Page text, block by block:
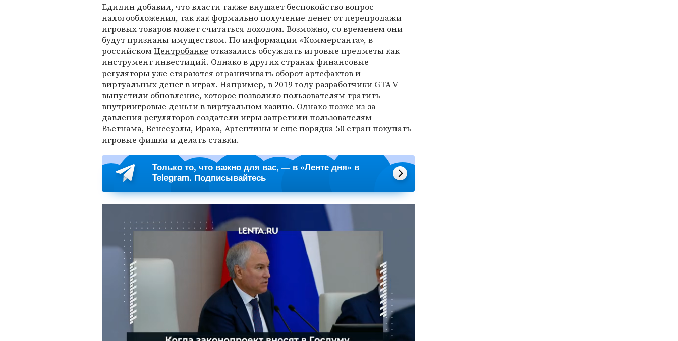
Едидин добавил, что власти также внушает беспокойство вопрос
налогообложения, так как формально получение денег от перепродажи
игровых товаров может считаться доходом. Возможно, со временем они
будут признаны имуществом. По информации «Коммерсанта», в
российскомЦентробанке отказались обсуждать игровые предметы как
инструмент инвестиций. Однако в других странах финансовые
регуляторы уже стараются ограничивать оборот артефактов и
виртуальных денег в играх. Например, в 2019 году разработчики GTA V
выпустили обновление, которое позволило пользователям тратить
внутриигровые деньги в виртуальном казино. Однако позже из-за
давления регуляторов создатели игры запретили пользователям
Вьетнама, Венесуэлы, Ирака, Аргентины и еще порядка 50 стран покупать
игровые фишки и делать ставки.
Только то, что важно для вас, — в «Ленте дня» в
Telegram. Подписывайтесь